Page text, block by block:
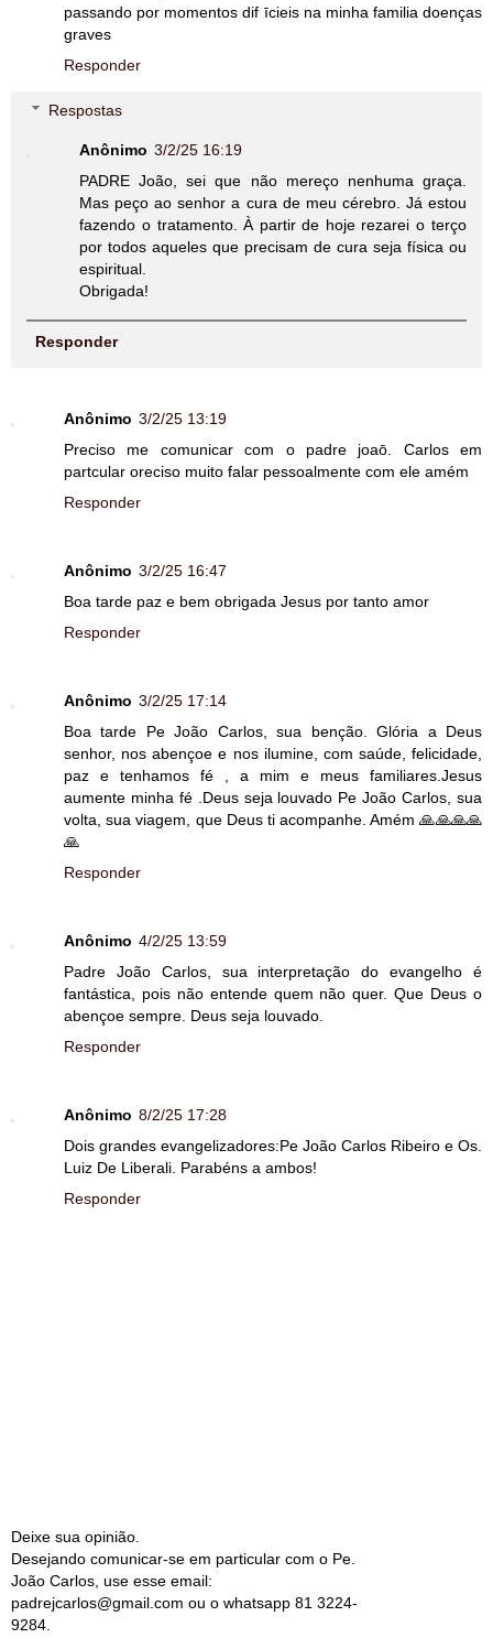
passando por momentos dif īcieis na minha familia doenças
graves
Responder
Respostas
Anônimo 3/2/25 16:19
PADRE João, sei que não mereço nenhuma graça.
Mas peço ao senhor a cura de meu cérebro. Já estou
fazendo o tratamento. À partir de hoje rezarei o terço
por todos aqueles que precisam de cura seja física ou
espiritual.
Obrigada!
Responder
Anônimo 3/2/25 13:19
Preciso me comunicar com o padre joaō. Carlos em
partcular oreciso muito falar pessoalmente com ele amém
Responder
Anônimo 3/2/25 16:47
Boa tarde paz e bem obrigada Jesus por tanto amor
Responder
Anônimo 3/2/25 17:14
Boa tarde Pe João Carlos, sua benção. Glória a Deus
senhor, nos abençoe e nos ilumine, com saúde, felicidade,
paz e tenhamos fé , a mim e meus familiares.Jesus
aumente minha fé .Deus seja louvado Pe João Carlos, sua
volta, sua viagem, que Deus ti acompanhe. Amém 🙏🙏🙏🙏
🙏
Responder
Anônimo 4/2/25 13:59
Padre João Carlos, sua interpretação do evangelho é
fantástica, pois não entende quem não quer. Que Deus o
abençoe sempre. Deus seja louvado.
Responder
Anônimo 8/2/25 17:28
Dois grandes evangelizadores:Pe João Carlos Ribeiro e Os.
Luiz De Liberali. Parabéns a ambos!
Responder
Deixe sua opinião.
Desejando comunicar-se em particular com o Pe.
João Carlos, use esse email:
padrejcarlos@gmail.com ou o whatsapp 81 3224-
9284.